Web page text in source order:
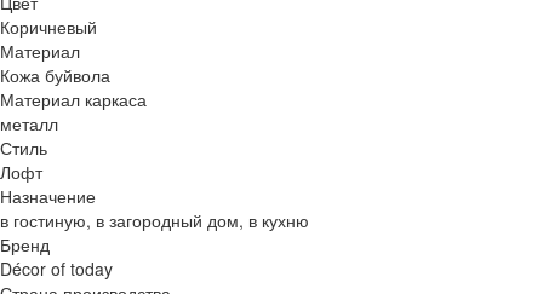
Коричневый
Материал
Кожа буйвола
Материал каркаса
металл
Стиль
Лофт
Назначение
в гостиную, в загородный дом, в кухню
Бренд
Décor of today